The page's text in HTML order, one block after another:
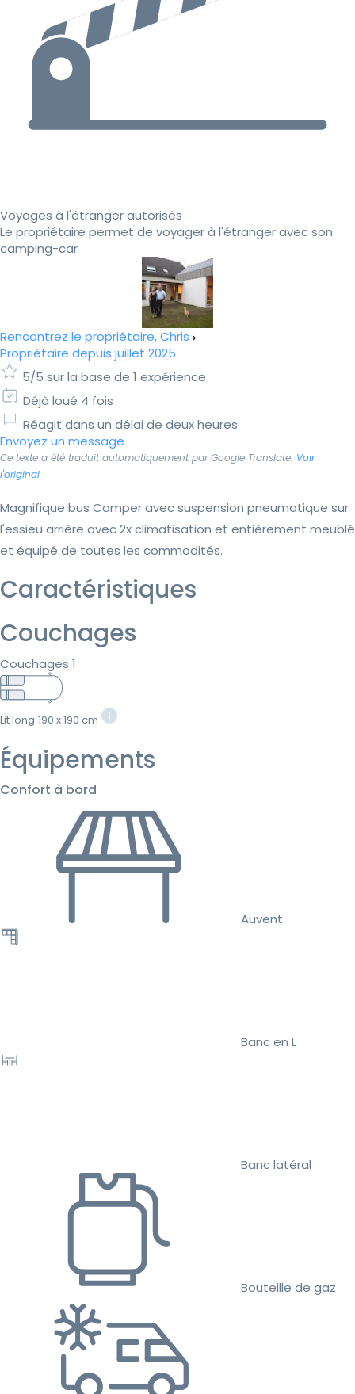
Voyages à l'étranger autorisés
Le propriétaire permet de voyager à l'étranger avec son
camping-car
Rencontrez le propriétaire, Chris
Propriétaire depuis juillet 2025
5/5 sur la base de 1 expérience
Déjà loué 4 fois
Réagit dans un délai de deux heures
Envoyez un message
Ce texte a été traduit automatiquement par Google Translate. Voir
l'original
Magnifique bus Camper avec suspension pneumatique sur
l'essieu arrière avec 2x climatisation et entièrement meublé
et équipé de toutes les commodités.
Caractéristiques
Couchages
Couchages 1
Lit long 190 x 190 cm
Équipements
Confort à bord
Auvent
Banc en L
Banc latéral
Bouteille de gaz